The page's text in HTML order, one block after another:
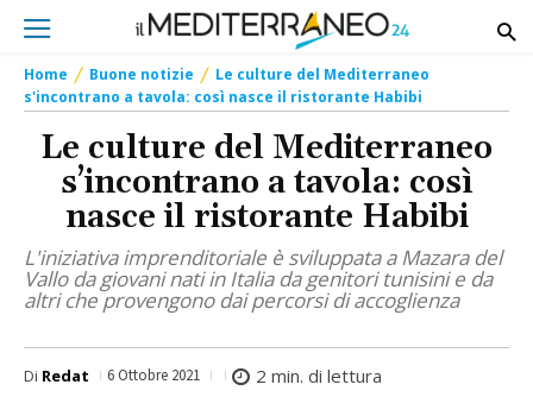
Home Buone notizie
Le culture del Mediterraneo
s'incontrano a tavola: così nasce il ristorante Habibi
Le culture del Mediterraneo
s’incontrano a tavola: così
nasce il ristorante Habibi
L'iniziativa imprenditoriale è sviluppata a Mazara del
Vallo da giovani nati in Italia da genitori tunisini e da
altri che provengono dai percorsi di accoglienza
Di Redat 6 Ottobre 2021 2 min. di lettura